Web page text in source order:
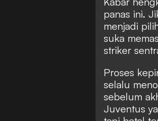
panas ini.
menjadi
suka
striker
Proses
selalu
sebelum
Juventus